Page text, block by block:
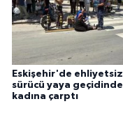
Eskişehir'de ehliyetsiz
sürücü yaya geçidinde
kadına çarptı